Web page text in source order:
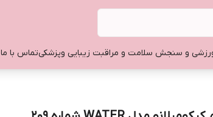
و سنجش سلامت و مراقبت زیبایی وپزشکیتماس با ما